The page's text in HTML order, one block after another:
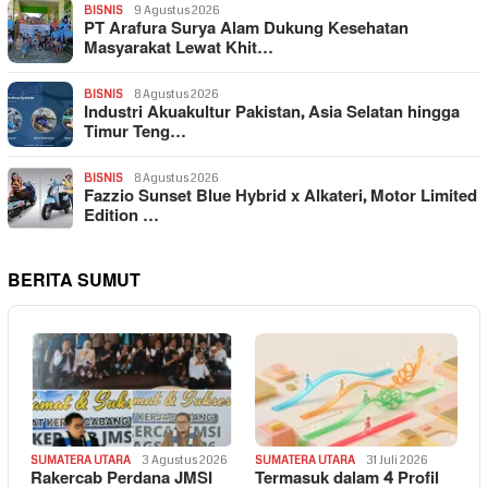
BISNIS 9 Agustus 2026
PT Arafura Surya Alam Dukung Kesehatan
Masyarakat Lewat Khit…
BISNIS 8 Agustus 2026
Industri Akuakultur Pakistan, Asia Selatan hingga
Timur Teng…
BISNIS 8 Agustus 2026
Fazzio Sunset Blue Hybrid x Alkateri, Motor Limited
Edition …
BERITA SUMUT
SUMATERA UTARA 3 Agustus 2026
Rakercab Perdana JMSI
SUMATERA UTARA 31 Juli 2026
Termasuk dalam 4 Profil